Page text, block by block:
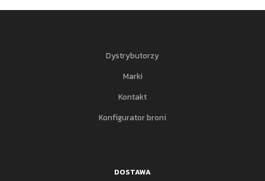
Dystrybutorzy
Marki
Kontakt
Konfigurator broni
DOSTAWA